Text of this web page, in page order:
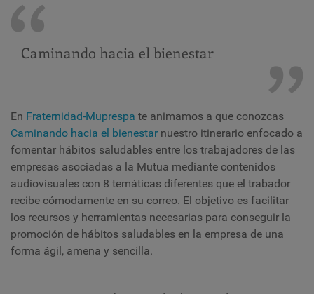
Caminando hacia el bienestar
En Fraternidad-Muprespa te animamos a que conozcas
Caminando hacia el bienestar nuestro itinerario enfocado a
fomentar hábitos saludables entre los trabajadores de las
empresas asociadas a la Mutua mediante contenidos
audiovisuales con 8 temáticas diferentes que el trabador
recibe cómodamente en su correo. El objetivo es facilitar
los recursos y herramientas necesarias para conseguir la
promoción de hábitos saludables en la empresa de una
forma ágil, amena y sencilla.